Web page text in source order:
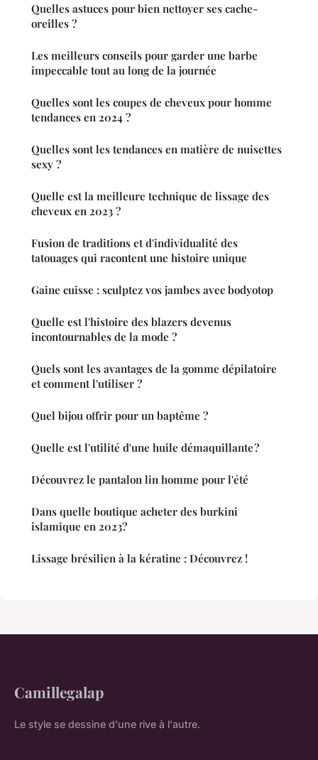
Quelles astuces pour bien nettoyer ses cache-
oreilles ?
Les meilleurs conseils pour garder une barbe
impeccable tout au long de la journée
Quelles sont les coupes de cheveux pour homme
tendances en 2024 ?
Quelles sont les tendances en matière de nuisettes
sexy ?
Quelle est la meilleure technique de lissage des
cheveux en 2023 ?
Fusion de traditions et d'individualité des
tatouages qui racontent une histoire unique
Gaine cuisse : sculptez vos jambes avec bodyotop
Quelle est l'histoire des blazers devenus
incontournables de la mode ?
Quels sont les avantages de la gomme dépilatoire
et comment l'utiliser ?
Quel bijou offrir pour un baptême ?
Quelle est l'utilité d'une huile démaquillante ?
Découvrez le pantalon lin homme pour l'été
Dans quelle boutique acheter des burkini
islamique en 2023?
Lissage brésilien à la kératine : Découvrez !
Camillegalap
Le style se dessine d'une rive à l'autre.